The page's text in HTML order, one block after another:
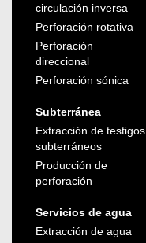
circulación inversa
Perforación rotativa
Perforación
direccional
Perforación sónica
Subterránea
Extracción de testigos
subterráneos
Producción de
perforación
Servicios de agua
Extracción de agua